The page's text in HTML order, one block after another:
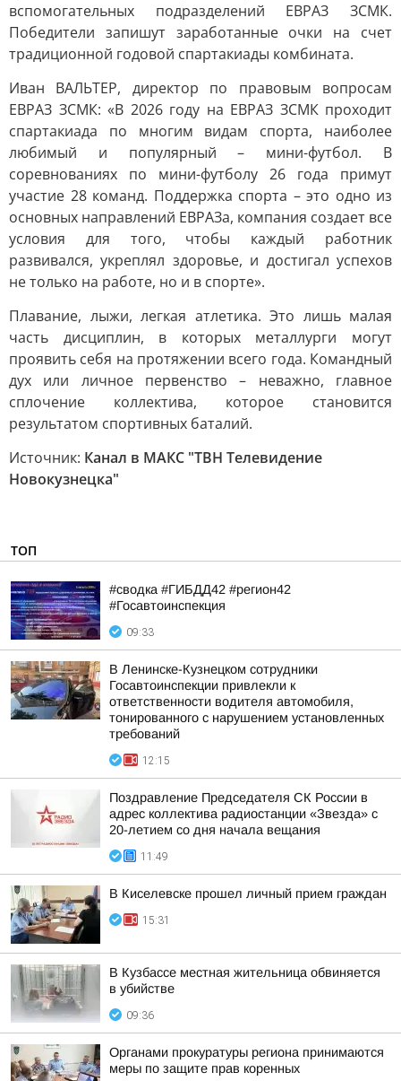
вспомогательных подразделений ЕВРАЗ ЗСМК.
Победители запишут заработанные очки на счет
традиционной годовой спартакиады комбината.
Иван ВАЛЬТЕР, директор по правовым вопросам
ЕВРАЗ ЗСМК: «В 2026 году на ЕВРАЗ ЗСМК проходит
спартакиада по многим видам спорта, наиболее
любимый и популярный – мини-футбол. В
соревнованиях по мини-футболу 26 года примут
участие 28 команд. Поддержка спорта – это одно из
основных направлений ЕВРАЗа, компания создает все
условия для того, чтобы каждый работник
развивался, укреплял здоровье, и достигал успехов
не только на работе, но и в спорте».
Плавание, лыжи, легкая атлетика. Это лишь малая
часть дисциплин, в которых металлурги могут
проявить себя на протяжении всего года. Командный
дух или личное первенство – неважно, главное
сплочение коллектива, которое становится
результатом спортивных баталий.
Источник: Канал в МАКС "ТВН Телевидение
Новокузнецка"
ТОП
#сводка #ГИБДД42 #регион42
#Госавтоинспекция
09:33
В Ленинске-Кузнецком сотрудники
Госавтоинспекции привлекли к
ответственности водителя автомобиля,
тонированного с нарушением установленных
требований
12:15
Поздравление Председателя СК России в
адрес коллектива радиостанции «Звезда» с
20-летием со дня начала вещания
11:49
В Киселевске прошел личный прием граждан
15:31
В Кузбассе местная жительница обвиняется
в убийстве
09:36
Органами прокуратуры региона принимаются
меры по защите прав коренных